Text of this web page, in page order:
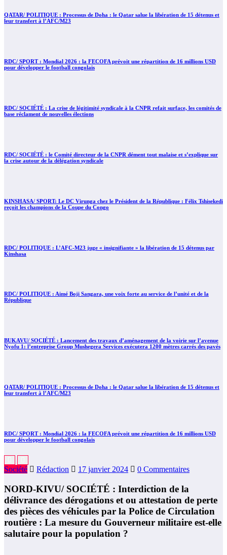
QATAR/ POLITIQUE : Processus de Doha : le Qatar salue la libération de 15 détenus et
leur transfert à l’AFC/M23
RDC/ SPORT : Mondial 2026 : la FECOFA prévoit une répartition de 16 millions USD
pour développer le football congolais
RDC/ SOCIÉTÉ : La crise de légitimité syndicale à la CNPR refait surface, les comités de
base réclament de nouvelles élections
RDC/ SOCIÉTÉ : le Comité directeur de la CNPR dément tout malaise et s’explique sur
la crise autour de la délégation syndicale
KINSHASA/ SPORT: Le DC Virunga chez le Président de la République : Félix Tshisekedi
reçoit les champions de la Coupe du Congo
RDC/ POLITIQUE : L’AFC-M23 juge « insignifiante » la libération de 15 détenus par
Kinshasa
RDC/ POLITIQUE : Aimé Boji Sangara, une voix forte au service de l’unité et de la
République
BUKAVU/ SOCIÉTÉ : Lancement des travaux d’aménagement de la voirie sur l’avenue
Nyofu 1: l’entreprise Group Mushegera Services exécutera 1200 mètres carrés des pavés
QATAR/ POLITIQUE : Processus de Doha : le Qatar salue la libération de 15 détenus et
leur transfert à l’AFC/M23
RDC/ SPORT : Mondial 2026 : la FECOFA prévoit une répartition de 16 millions USD
pour développer le football congolais
Société Rédaction 17 janvier 2024 0 Commentaires
NORD-KIVU/ SOCIÉTÉ : Interdiction de la
délivrance des dérogations et ou attestation de perte
des pièces des véhicules par la Police de Circulation
routière : La mesure du Gouverneur militaire est-elle
salutaire pour la population ?